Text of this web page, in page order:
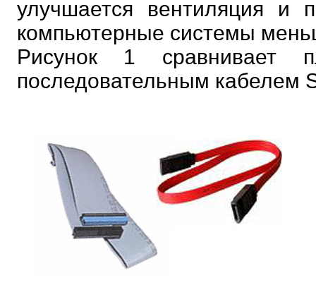
улучшается вентиляция и
компьютерные системы
Рисунок 1 сравнивает
последовательным кабелем